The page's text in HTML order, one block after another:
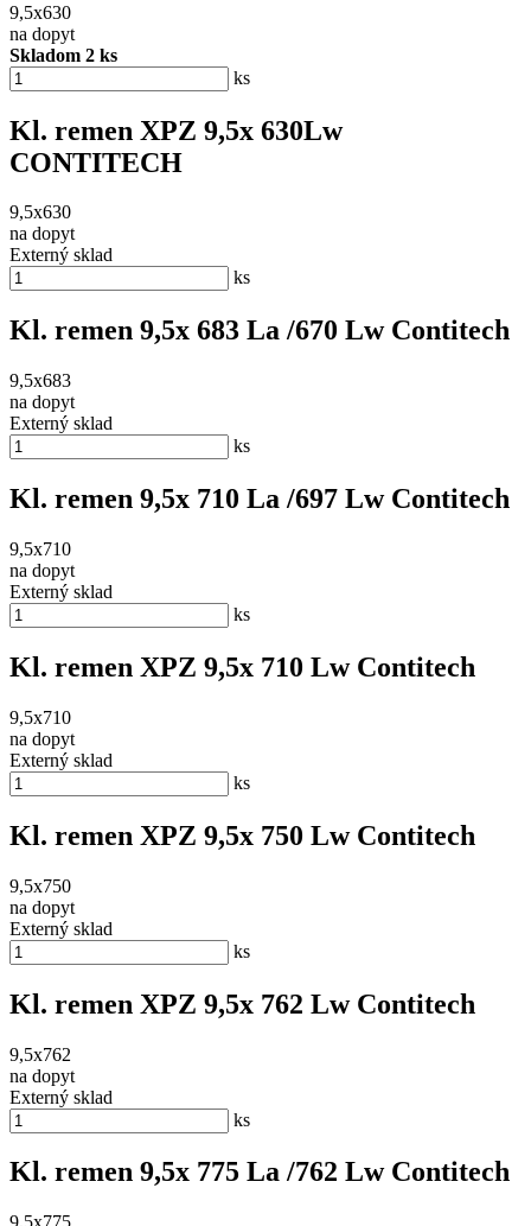
9,5x630
na dopyt
Skladom 2 ks
ks
Kl. remen XPZ 9,5x 630Lw
CONTITECH
9,5x630
na dopyt
Externý sklad
ks
Kl. remen 9,5x 683 La /670 Lw Contitech
9,5x683
na dopyt
Externý sklad
ks
Kl. remen 9,5x 710 La /697 Lw Contitech
9,5x710
na dopyt
Externý sklad
ks
Kl. remen XPZ 9,5x 710 Lw Contitech
9,5x710
na dopyt
Externý sklad
ks
Kl. remen XPZ 9,5x 750 Lw Contitech
9,5x750
na dopyt
Externý sklad
ks
Kl. remen XPZ 9,5x 762 Lw Contitech
9,5x762
na dopyt
Externý sklad
ks
Kl. remen 9,5x 775 La /762 Lw Contitech